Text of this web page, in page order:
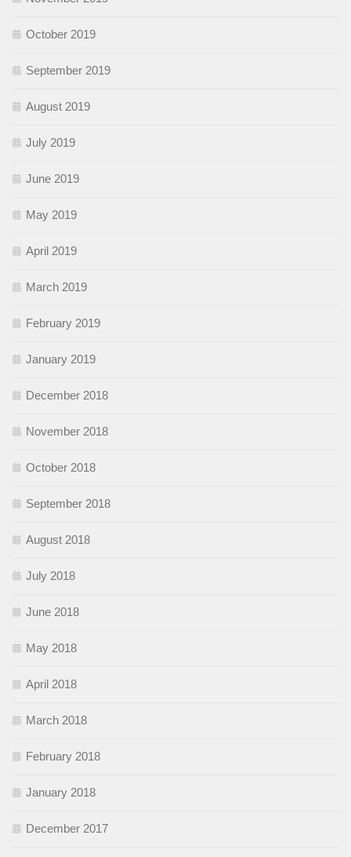
October 2019
September 2019
August 2019
July 2019
June 2019
May 2019
April 2019
March 2019
February 2019
January 2019
December 2018
November 2018
October 2018
September 2018
August 2018
July 2018
June 2018
May 2018
April 2018
March 2018
February 2018
January 2018
December 2017